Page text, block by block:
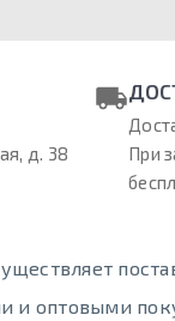
д. 38
При
и оптовыми